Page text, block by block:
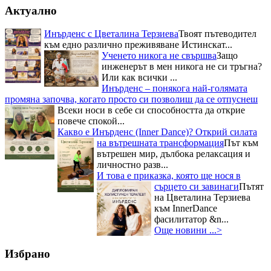
Актуално
Инърденс с Цветалина ТерзиеваТвоят пътеводител
към едно различно преживяване Истинскат...
Ученето никога не свършваЗащо
инженерът в мен никога не си тръгна?
Или как всички ...
Инърденс – понякога най-голямата
промяна започва, когато просто си позволиш да се отпуснеш
Всеки носи в себе си способността да открие
повече спокой...
Какво е Инърденс (Inner Dance)? Открий силата
на вътрешната трансформацияПът към
вътрешен мир, дълбока релаксация и
личностно разв...
И това е приказка, която ще нося в
сърцето си завинагиПътят
на Цветалина Терзиева
към InnerDance
фасилитатор &n...
Още новини ...>
Избрано